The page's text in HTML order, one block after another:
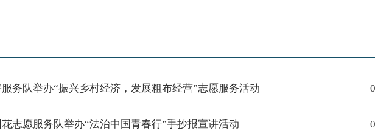
务队举办“振兴乡村经济，发展粗布经营”志愿服务活动
志愿服务队举办“法治中国青春行”手抄报宣讲活动